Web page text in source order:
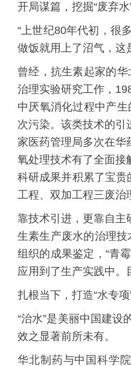
开局谋篇，挖掘“废弃水
“上世纪80年代初，很
做饭就用上了沼气，这
曾经，抗生素起家的
治理实验研究工作，
中厌氧消化过程中产
次污染。该类技术的
家医药管理局多次在
氧处理技术有了全面接
科研成果并积累了宝贵
工程、双加工程三废治
靠技术引进，更靠自主
生素生产废水的治理技
组织的成果鉴定，“青
应用到了生产实践中
扎根当下，打造“水专项
“治水”是美丽中国建
效之显著前所未有。
华北制药与中国科学